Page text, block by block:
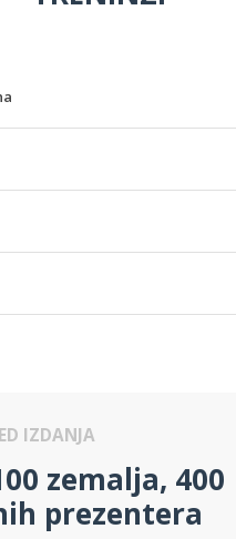
IZDANJA
zemalja, 400
prezentera